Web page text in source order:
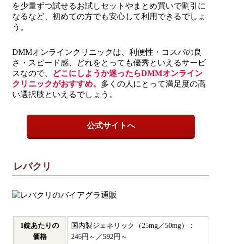
を少量ずつ試せるお試しセットやまとめ買いで割引に
なるなど、初めての方でも安心して利用できるでしょ
う。
DMMオンラインクリニックは、利便性・コスパの良
さ・スピード感、どれをとっても優秀といえるサービ
スなので、
どこにしようか迷ったらDMMオンライン
クリニックがおすすめ。 多くの人にとって満足度の高
い選択肢といえるでしょう。
公式サイトへ
レバクリ
1錠あたりの
価格
国内製ジェネリック（25mg／50mg）：
246円～／592円～